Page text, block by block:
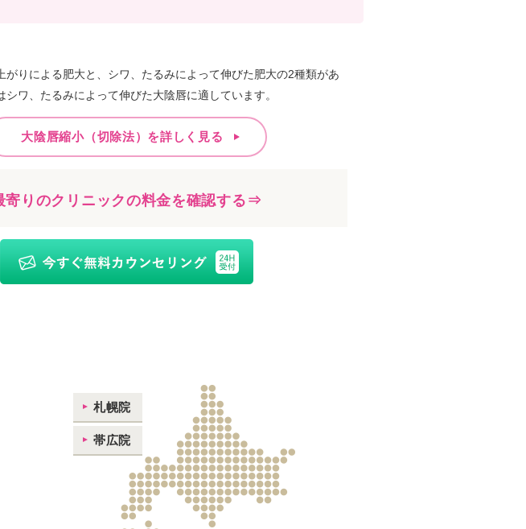
がりによる肥大と、シワ、たるみによって伸びた肥大の2種類があ
シワ、たるみによって伸びた大陰唇に適しています。
大陰唇縮小（切除法）を詳しく見る
寄りのクリニックの料金を確認する⇒
札幌院
帯広院